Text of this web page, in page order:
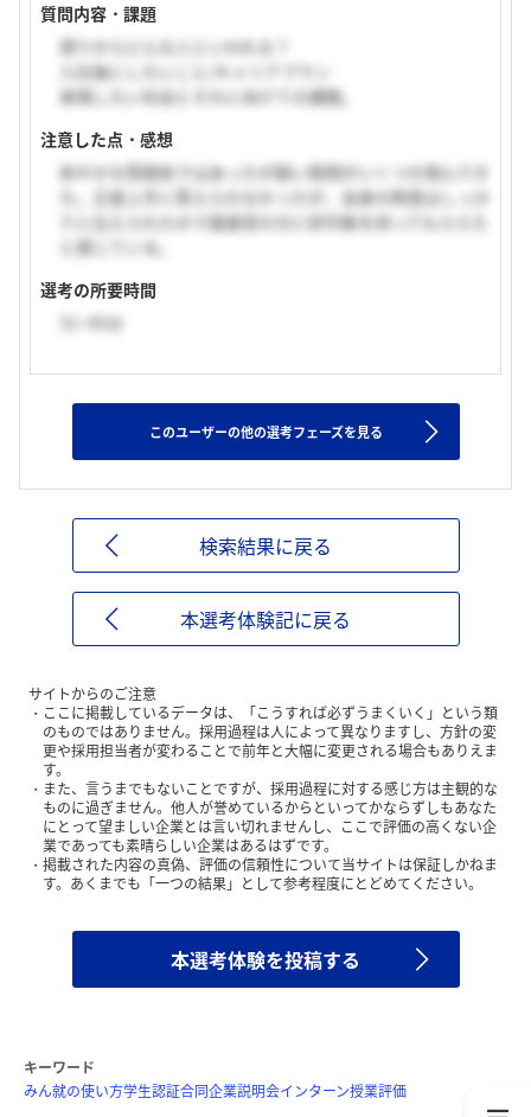
質問内容・課題
周りからどんな人といわれる？
入社後にしたいこと/キャリアプラン
実現したい社会とそれに向けての課題。
注意した点・感想
和やかな雰囲気ではあったが鋭い質問がいくつか飛んでき
た。正直上手に答えられなかったが、自身の熱意はしっか
りと伝えられたので面接官の方に好印象を持ってもらえた
と感じている。
選考の所要時間
31~45分
このユーザーの他の選考フェーズを見る
検索結果に戻る
本選考体験記に戻る
サイトからのご注意
ここに掲載しているデータは、「こうすれば必ずうまくいく」という類
のものではありません。採用過程は人によって異なりますし、方針の変
更や採用担当者が変わることで前年と大幅に変更される場合もありえま
す。
また、言うまでもないことですが、採用過程に対する感じ方は主観的な
ものに過ぎません。他人が誉めているからといってかならずしもあなた
にとって望ましい企業とは言い切れませんし、ここで評価の高くない企
業であっても素晴らしい企業はあるはずです。
掲載された内容の真偽、評価の信頼性について当サイトは保証しかねま
す。あくまでも「一つの結果」として参考程度にとどめてください。
本選考体験を投稿する
キーワード
みん就の使い方学生認証合同企業説明会インターン授業評価